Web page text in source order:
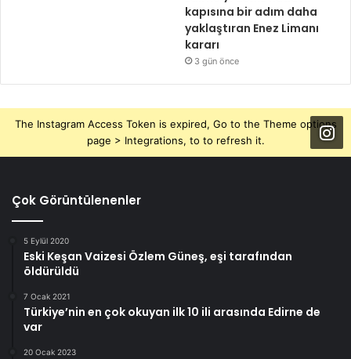
kapısına bir adım daha
yaklaştıran Enez Limanı
kararı
3 gün önce
The Instagram Access Token is expired, Go to the Theme options
page > Integrations, to to refresh it.
Çok Görüntülenenler
5 Eylül 2020
Eski Keşan Vaizesi Özlem Güneş, eşi tarafından
öldürüldü
7 Ocak 2021
Türkiye’nin en çok okuyan ilk 10 ili arasında Edirne de
var
20 Ocak 2023